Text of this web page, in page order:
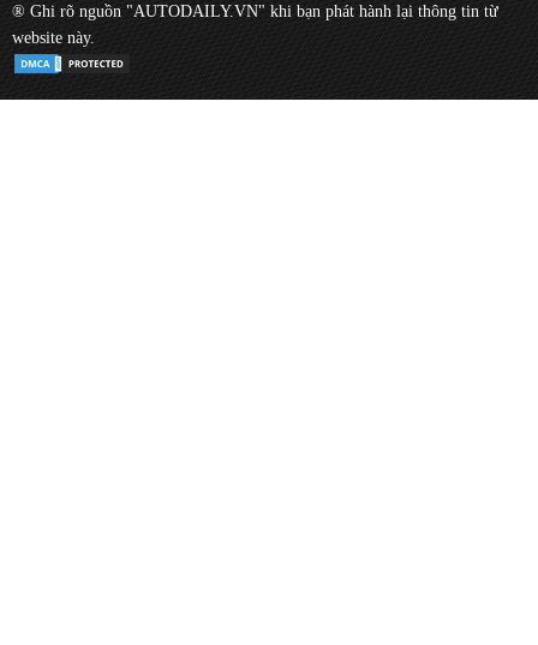
® Ghi rõ nguồn "AUTODAILY.VN" khi bạn phát hành lại thông tin từ
website này.